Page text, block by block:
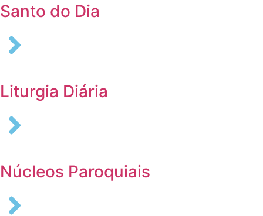
Santo do Dia
Liturgia Diária
Núcleos Paroquiais